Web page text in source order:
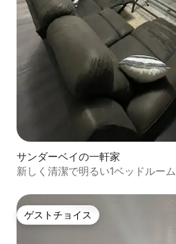
サンダーベイの一軒家
新しく清潔で明るい1ベッドルーム
ゲストチョイス
ゲストチョイス